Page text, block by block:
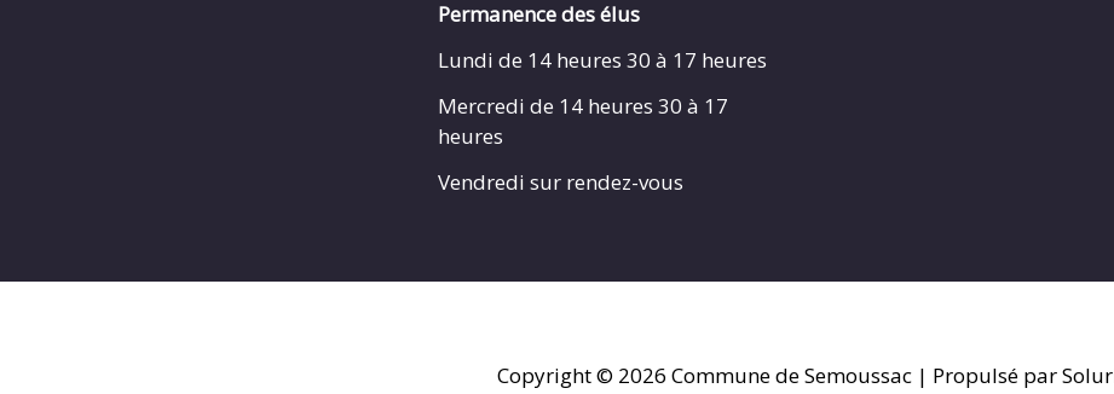
Permanence des élus
Lundi de 14 heures 30 à 17 heures
Mercredi de 14 heures 30 à 17
heures
Vendredi sur rendez-vous
Copyright © 2026 Commune de Semoussac | Propulsé par